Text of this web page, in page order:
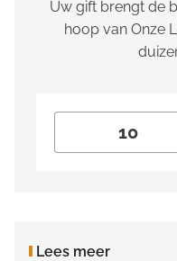
Uw gift brengt de
hoop van Onze
Lees meer